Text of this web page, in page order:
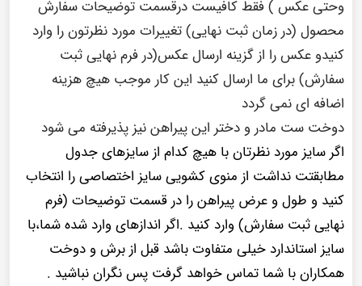
وحتی عکس ) فقط کافیست درقسمت توضیحات سفارش
محصول (در زمان ثبت نهایی) تغییرات مورد نظرتون را وارد
کنیدو عکس را از گزینه ارسال عکس(در فرم نهایی ثبت
سفارش) برای ما ارسال کنید این کار موجب هیچ هزینه
اضافه ای نمی گردد
دوخت ست مادر و دختر این پیراهن نیز پذیرفته می شود
اگر سایز مورد نظرتان با هیچ کدام از سایزهای جدول
مطابقتت نداشت از منوی کشویی سایز اختصاصی را انتخاب
کنید و طول و عرض پیراهن را در قسمت توضیحات (فرم
نهایی ثبت سفارش) وارد کنید .اگر اندازهای وارد شده شما،با
سایز استاندارد خیلی متفاوت باشد قبل از برش و دوخت
همکاران با شما تماس خواهد گرفت پس نگران نباشید .